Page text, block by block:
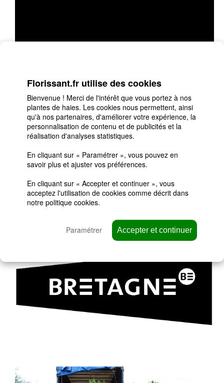
Suivez-nous sur Facebook et Twitter :
Twitter
Partenaire de la Marque Bretagne
SARL Florissant est fier d'être partenaire de la Marque
Bretagne. Une marque de territoire au service de l’attractivité
de la Bretagne. Elle est conçue pour permettre à la région
modernisant son image. Elle porte l’ image d’une Bretagne
moderne, innovante, créative et engagée pour répondre aux
enjeux d’un développement responsable et durable.
Florissant.fr utilise des cookies
Bienvenue ! Merci de l'intérêt que vous portez à nos
plantes de haies. Les cookies nous permettent, ainsi
qu'à nos partenaires, d'améliorer votre expérience, la
personnalisation de contenu et de publicités et la
réalisation d'analyses statistiques.
En cliquant sur « Paramétrer », vous pouvez en
savoir plus et ajuster vos préférences.
En cliquant sur « Accepter et continuer », vous
acceptez l'utilisation de cookies comme décrit dans
notre politique cookies.
Accepter et continuer
Paramétrer